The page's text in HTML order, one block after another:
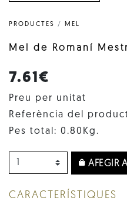
PRODUCTES / MEL
Mel de Romaní
7.61€
Preu per unitat
Referència del
Pes total: 0.80Kg.
AFEGIR
CARACTERÍSTIQUES